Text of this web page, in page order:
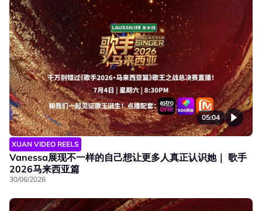
05:04
XUAN VIDEO REELS
Vanessa展现不一样的自己想让更多人真正认识她｜ 歌手
2026马来西亚篇
30/06/2026